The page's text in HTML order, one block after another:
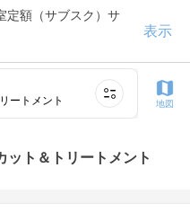
定額（サブスク）サ
表示
ートメント
地図
ット＆トリートメント